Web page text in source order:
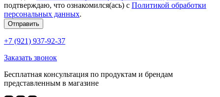
подтверждаю, что ознакомился(ась) с Политикой обработки
персональных данных.
Согласие*
Отправить
+7 (921) 937-92-37
Заказать звонок
Бесплатная консультация по продуктам и брендам
представленным в магазине